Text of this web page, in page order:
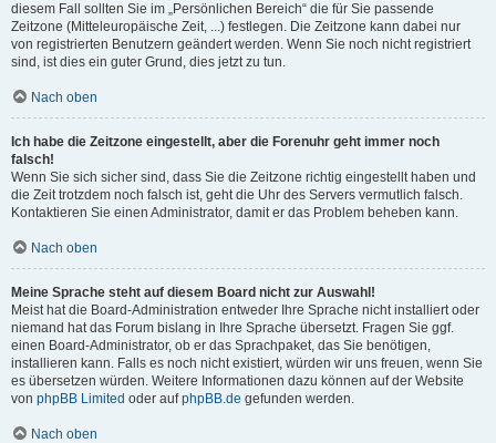
diesem Fall sollten Sie im „Persönlichen Bereich“ die für Sie passende
Zeitzone (Mitteleuropäische Zeit, ...) festlegen. Die Zeitzone kann dabei nur
von registrierten Benutzern geändert werden. Wenn Sie noch nicht registriert
sind, ist dies ein guter Grund, dies jetzt zu tun.
Nach oben
Ich habe die Zeitzone eingestellt, aber die Forenuhr geht immer noch
falsch!
Wenn Sie sich sicher sind, dass Sie die Zeitzone richtig eingestellt haben und
die Zeit trotzdem noch falsch ist, geht die Uhr des Servers vermutlich falsch.
Kontaktieren Sie einen Administrator, damit er das Problem beheben kann.
Nach oben
Meine Sprache steht auf diesem Board nicht zur Auswahl!
Meist hat die Board-Administration entweder Ihre Sprache nicht installiert oder
niemand hat das Forum bislang in Ihre Sprache übersetzt. Fragen Sie ggf.
einen Board-Administrator, ob er das Sprachpaket, das Sie benötigen,
installieren kann. Falls es noch nicht existiert, würden wir uns freuen, wenn Sie
es übersetzen würden. Weitere Informationen dazu können auf der Website
von phpBB Limited oder aufphpBB.de gefunden werden.
Nach oben